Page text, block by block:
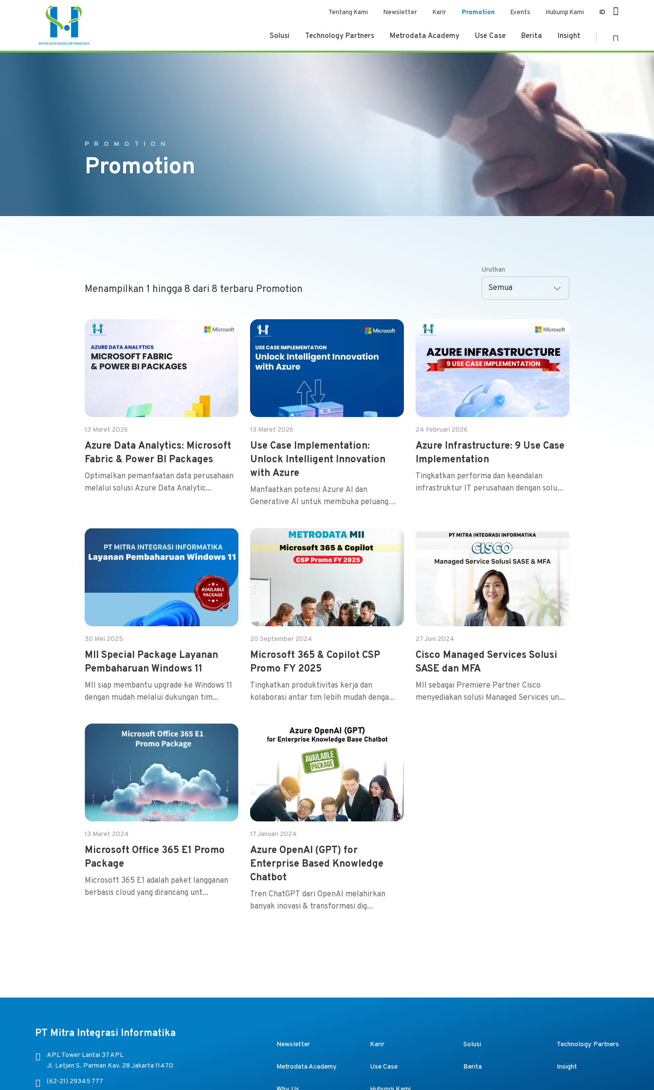
Tentang Kami Newsletter Karir Promotion Events Hubungi Kami ID
Solusi Technology Partners Metrodata Academy Use Case Berita Insight
PROMOTION
Promotion
Menampilkan 1 hingga 8 dari 8 terbaru Promotion
Urutkan
13 Maret 2026
Azure Data Analytics: Microsoft
Fabric & Power BI Packages
Optimalkan pemanfaatan data perusahaan
melalui solusi Azure Data Analytic...
13 Maret 2026
Use Case Implementation:
Unlock Intelligent Innovation
with Azure
Manfaatkan potensi Azure AI dan
Generative AI untuk membuka peluang
24 Februari 2026
Azure Infrastructure: 9 Use Case
Implementation
Tingkatkan performa dan keandalan
infrastruktur IT perusahaan dengan solu...
30 Mei 2025
MII Special Package Layanan
Pembaharuan Windows 11
MII siap membantu upgrade ke Windows 11
dengan mudah melalui dukungan tim...
20 September 2024
Microsoft 365 & Copilot CSP
Promo FY 2025
Tingkatkan produktivitas kerja dan
kolaborasi antar tim lebih mudah denga...
27 Juni 2024
Cisco Managed Services Solusi
SASE dan MFA
MII sebagai Premiere Partner Cisco
menyediakan solusi Managed Services un...
13 Maret 2024
Microsoft Office 365 E1 Promo
Package
Microsoft 365 E1 adalah paket langganan
berbasis cloud yang dirancang unt...
17 Januari 2024
Azure OpenAI (GPT) for
Enterprise Based Knowledge
Chatbot
Tren ChatGPT dari OpenAI melahirkan
banyak inovasi & transformasi dig...
PT Mitra Integrasi Informatika
APL Tower Lantai 37 APL
Jl. Letjen S. Parman Kav. 28 Jakarta 11470
(62-21) 29345 777
Newsletter Karir Solusi Technology Partners
Metrodata Academy Use Case Berita Insight